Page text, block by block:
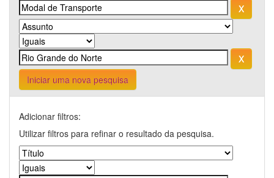
Iniciar uma nova pesquisa
Adicionar filtros:
Utilizar filtros para refinar o resultado da pesquisa.